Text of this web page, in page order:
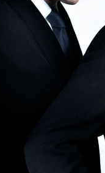
simples e